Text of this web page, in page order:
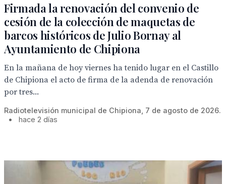
Firmada la renovación del convenio de
cesión de la colección de maquetas de
barcos históricos de Julio Bornay al
Ayuntamiento de Chipiona
En la mañana de hoy viernes ha tenido lugar en el Castillo
de Chipiona el acto de firma de la adenda de renovación
por tres...
Radiotelevisión municipal de Chipiona, 7 de agosto de 2026.
•
hace 2 días